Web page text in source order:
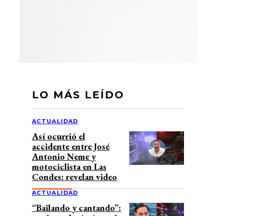
LO MÁS LEÍDO
ACTUALIDAD
Así ocurrió el
accidente entre José
Antonio Neme y
motociclista en Las
Condes: revelan video
ACTUALIDAD
“Bailando y cantando”: